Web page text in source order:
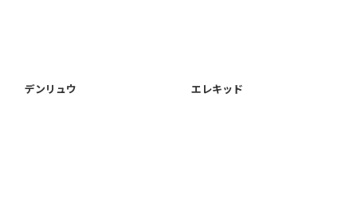
デンリュウ エレキッド